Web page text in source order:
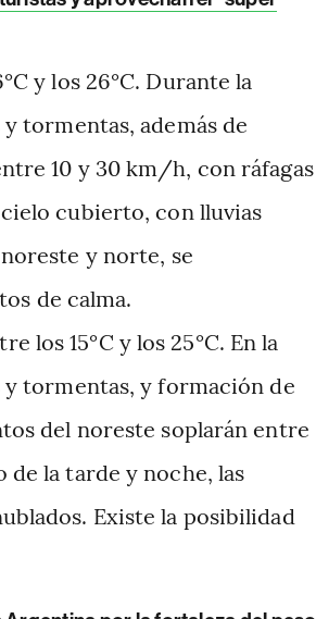
y los 26°C. Durante la
tormentas, además de
10 y 30 km/h, con ráfagas
cubierto, con lluvias
y norte, se
de calma.
los 15°C y los 25°C. En la
tormentas, y formación de
del noreste soplarán entre
la tarde y noche, las
Existe la posibilidad